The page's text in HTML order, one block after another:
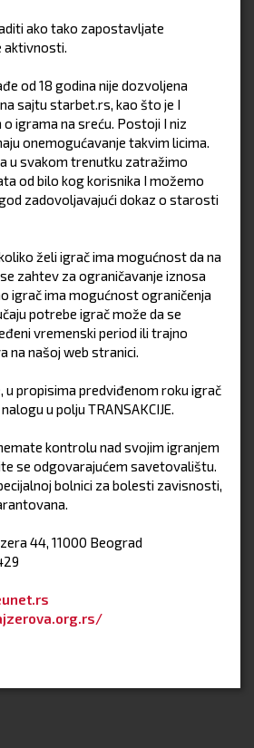
ako tako zapostavljate
aktivnosti.
od 18 godina nije dozvoljena
sajtu starbet.rs, kao što je I
igrama na sreću. Postoji I niz
onemogućavanje takvim licima.
u svakom trenutku zatražimo
od bilo kog korisnika I možemo
zadovoljavajući dokaz o starosti
želi igrač ima mogućnost da na
zahtev za ograničavanje iznosa
igrač ima mogućnost ograničenja
potrebe igrač može da se
vremenski period ili trajno
na našoj web stranici.
u propisima predviđenom roku igrač
u polju TRANSAKCIJE.
kontrolu nad svojim igranjem
se odgovarajućem savetovalištu.
bolnici za bolesti zavisnosti,
44, 11000 Beograd